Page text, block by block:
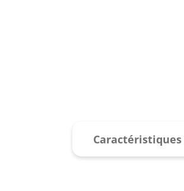
Caractéristiques